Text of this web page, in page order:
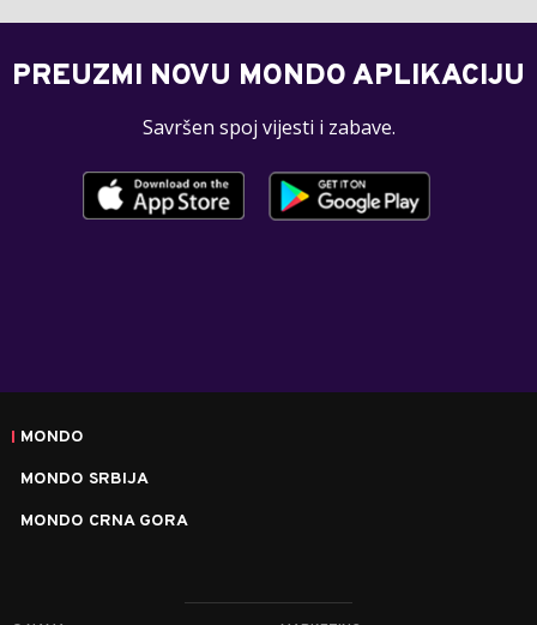
PREUZMI NOVU MONDO APLIKACIJU
Savršen spoj vijesti i zabave.
MONDO
MONDO SRBIJA
MONDO CRNA GORA